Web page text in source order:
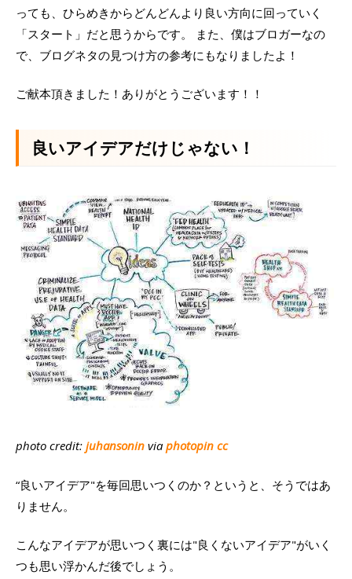
っても、ひらめきからどんどんより良い方向に回っていく
「スタート」だと思うからです。 また、僕はブロガーなの
で、ブログネタの見つけ方の参考にもなりましたよ！
ご献本頂きました！ありがとうございます！！
良いアイデアだけじゃない！
photo credit: juhansonin via photopin cc
“良いアイデア"を毎回思いつくのか？というと、そうではあ
りません。
こんなアイデアが思いつく裏には"良くないアイデア"がいく
つも思い浮かんだ後でしょう。